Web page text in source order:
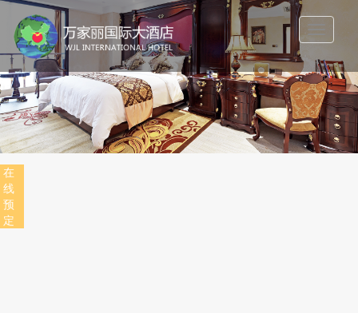
Toggle
在
线
预
定